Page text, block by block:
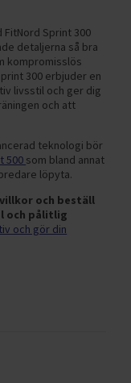
Sprint 300
detaljerna så bra
kompromisslös
300 erbjuder en
livsstil och ger dig
och att
teknologi bör
500 som bland annat
löpyta.
och beställ
och pålitlig
och gör din